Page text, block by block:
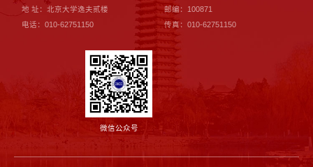
地 址：北京大学逸夫贰楼
邮编：100871
电话：010-62751150
传真：010-62751150
微信公众号